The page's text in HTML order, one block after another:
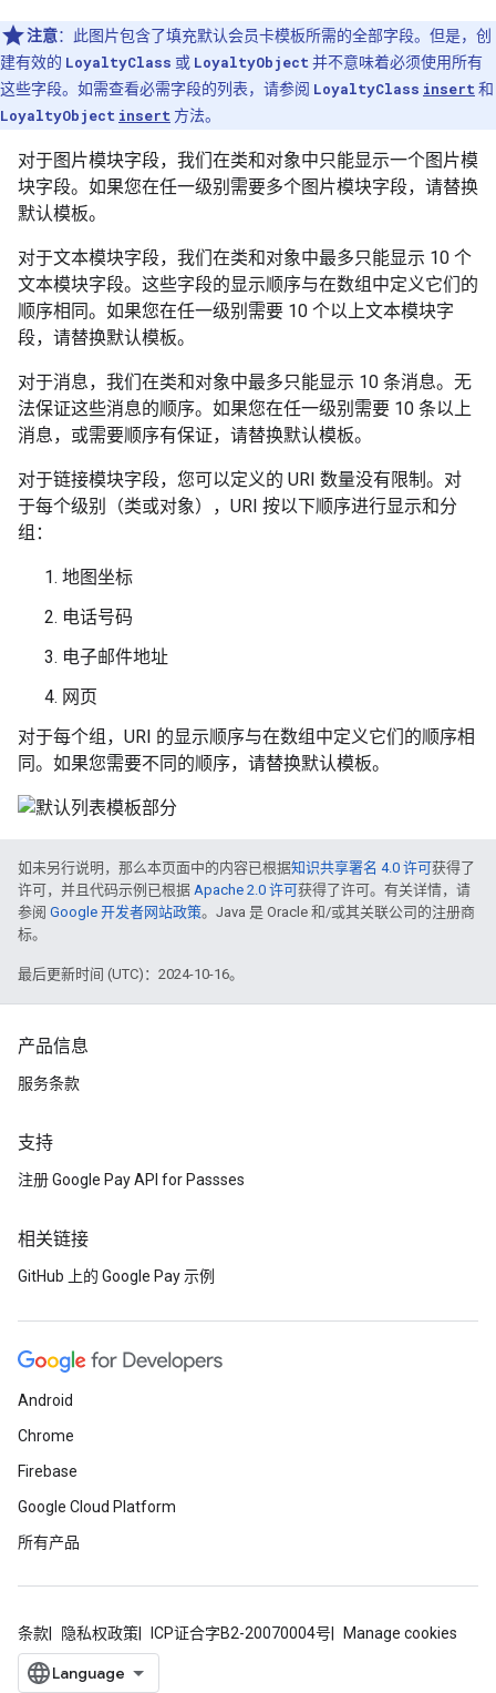
注意：此图片包含了填充默认会员卡模板所需的全部字段。但是，创
建有效的 LoyaltyClass 或 LoyaltyObject 并不意味着必须使用所有
这些字段。如需查看必需字段的列表，请参阅 LoyaltyClass insert 和
LoyaltyObject insert 方法。
对于图片模块字段，我们在类和对象中只能显示一个图片模
块字段。如果您在任一级别需要多个图片模块字段，请替换
默认模板。
对于文本模块字段，我们在类和对象中最多只能显示 10 个
文本模块字段。这些字段的显示顺序与在数组中定义它们的
顺序相同。如果您在任一级别需要 10 个以上文本模块字
段，请替换默认模板。
对于消息，我们在类和对象中最多只能显示 10 条消息。无
法保证这些消息的顺序。如果您在任一级别需要 10 条以上
消息，或需要顺序有保证，请替换默认模板。
对于链接模块字段，您可以定义的 URI 数量没有限制。对
于每个级别（类或对象），URI 按以下顺序进行显示和分
组：
地图坐标
电话号码
电子邮件地址
网页
对于每个组，URI 的显示顺序与在数组中定义它们的顺序相
同。如果您需要不同的顺序，请替换默认模板。
如未另行说明，那么本页面中的内容已根据知识共享署名 4.0 许可获得了
许可，并且代码示例已根据 Apache 2.0 许可获得了许可。有关详情，请
参阅 Google 开发者网站政策。Java 是 Oracle 和/或其关联公司的注册商
标。
最后更新时间 (UTC)：2024-10-16。
产品信息
服务条款
支持
注册 Google Pay API for Passses
相关链接
GitHub 上的 Google Pay 示例
Android
Chrome
Firebase
Google Cloud Platform
所有产品
条款 隐私权政策 ICP证合字B2-20070004号 Manage cookies